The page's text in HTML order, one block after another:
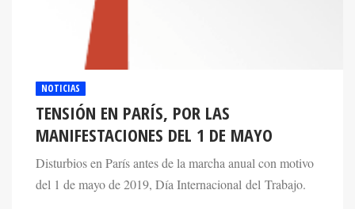
NOTICIAS
TENSIÓN EN PARÍS, POR LAS
MANIFESTACIONES DEL 1 DE MAYO
Disturbios en París antes de la marcha anual con motivo
del 1 de mayo de 2019, Día Internacional del Trabajo.